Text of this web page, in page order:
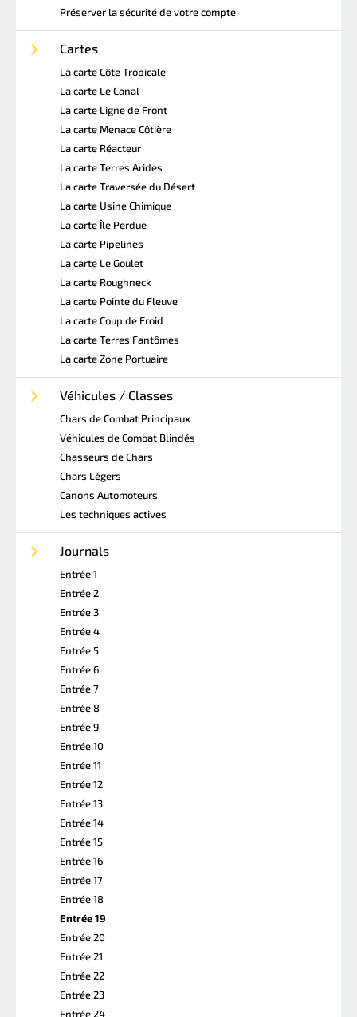
Préserver la sécurité de votre compte
Cartes
La carte Côte Tropicale
La carte Le Canal
La carte Ligne de Front
La carte Menace Côtière
La carte Réacteur
La carte Terres Arides
La carte Traversée du Désert
La carte Usine Chimique
La carte Île Perdue
La carte Pipelines
La carte Le Goulet
La carte Roughneck
La carte Pointe du Fleuve
La carte Coup de Froid
La carte Terres Fantômes
La carte Zone Portuaire
Véhicules / Classes
Chars de Combat Principaux
Véhicules de Combat Blindés
Chasseurs de Chars
Chars Légers
Canons Automoteurs
Les techniques actives
Journals
Entrée 1
Entrée 2
Entrée 3
Entrée 4
Entrée 5
Entrée 6
Entrée 7
Entrée 8
Entrée 9
Entrée 10
Entrée 11
Entrée 12
Entrée 13
Entrée 14
Entrée 15
Entrée 16
Entrée 17
Entrée 18
Entrée 19
Entrée 20
Entrée 21
Entrée 22
Entrée 23
Entrée 24